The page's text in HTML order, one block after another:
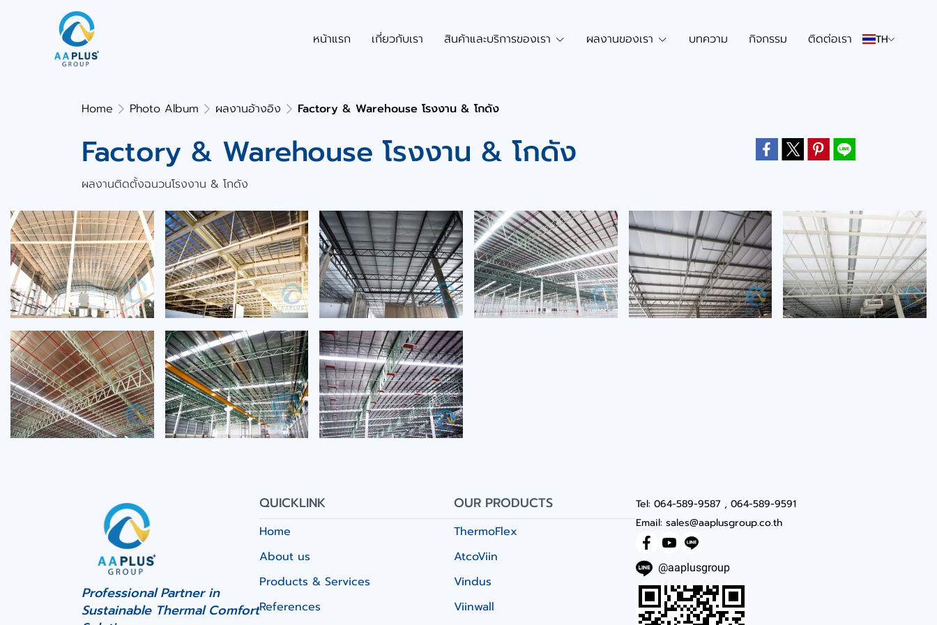
หน้าแรก เกี่ยวกับเรา สินค้าและบริการของเรา ผลงานของเรา บทความ กิจกรรม ติดต่อเรา TH
Home Photo Album ผลงานอ้างอิง Factory & Warehouse โรงงาน & โกดัง
Factory & Warehouse โรงงาน & โกดัง
ผลงานติดตั้งฉนวนโรงงาน & โกดัง
Professional Partner in
Sustainable Thermal Comfort
QUICKLINK
Home
About us
Products & Services
References
OUR PRODUCTS
ThermoFlex
AtcoViin
Vindus
Viinwall
Tel: 064-589-9587 , 064-589-9591
Email: sales@aaplusgroup.co.th
@aaplusgroup